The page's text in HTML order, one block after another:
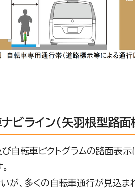
ビライン（矢羽根型路面
自転車ピクトグラムの路面表
が、多くの自転車通行が見込ま